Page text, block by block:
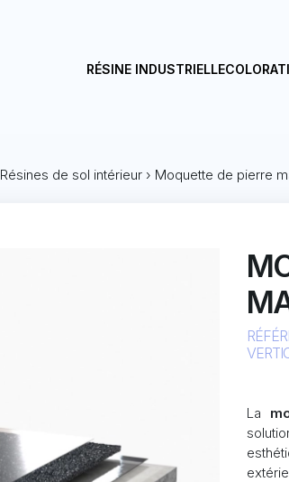
RÉSINE INDUSTRIELLE
Résines de sol intérieur › Moquette de pierre
La